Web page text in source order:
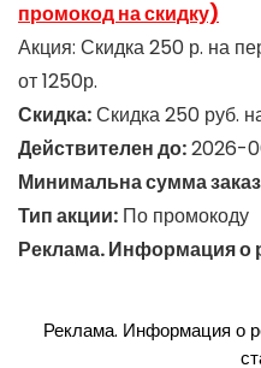
промокод на скидку)
Акция: Скидка 250 р. на
от 1250р.
Скидка:Скидка 250 руб.
Действителен до:2026-
Минимальна сумма
Тип акции: По промокоду
Реклама. Информация о
Реклама. Информация о